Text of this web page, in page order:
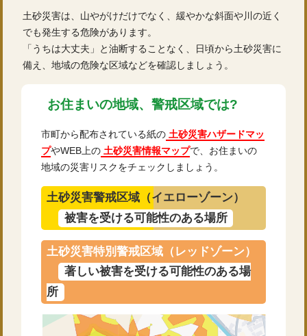
土砂災害は、山やがけだけでなく、緩やかな斜面や川の近く
でも発生する危険があります。
「うちは大丈夫」と油断することなく、日頃から土砂災害に
備え、地域の危険な区域などを確認しましょう。
お住まいの地域、警戒区域では?
市町から配布されている紙の土砂災害ハザードマッ
プやWEB上の土砂災害情報マップで、お住まいの
地域の災害リスクをチェックしましょう。
土砂災害警戒区域（イエローゾーン）
被害を受ける可能性のある場所
土砂災害特別警戒区域（レッドゾーン）
著しい被害を受ける可能性のある場
所